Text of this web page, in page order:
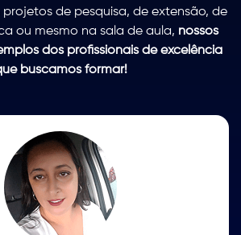
projetos de pesquisa, de extensão, de
ou mesmo na sala de aula, nossos
dos profissionais de excelência
buscamos formar!